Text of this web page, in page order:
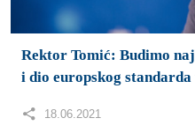
Rektor Tomić: Budimo
i dio europskog
18.06.2021